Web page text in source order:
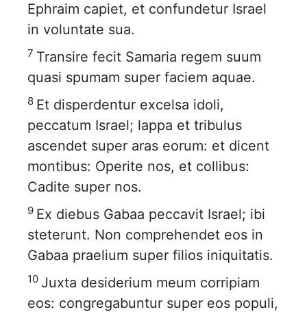
Ephraim capiet, et confundetur Israel
in voluntate sua.
7 Transire fecit Samaria regem suum
quasi spumam super faciem aquae.
8 Et disperdentur excelsa idoli,
peccatum Israel; lappa et tribulus
ascendet super aras eorum: et dicent
montibus: Operite nos, et collibus:
Cadite super nos.
9 Ex diebus Gabaa peccavit Israel; ibi
steterunt. Non comprehendet eos in
Gabaa praelium super filios iniquitatis.
10 Juxta desiderium meum corripiam
eos: congregabuntur super eos populi,